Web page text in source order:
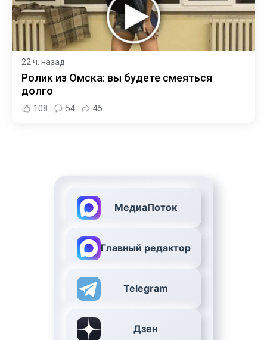
22 ч. назад
Ролик из Омска: вы будете смеяться
долго
108 54 45
МедиаПоток
Главный редактор
Telegram
Дзен